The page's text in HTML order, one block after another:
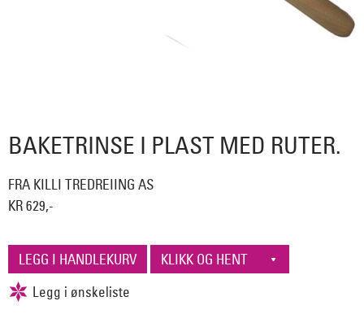
BAKETRINSE I PLAST MED RUTER.
FRA KILLI TREDREIING AS
KR 629,-